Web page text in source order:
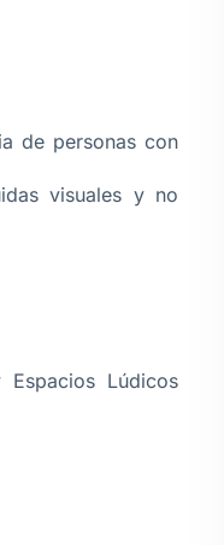
de personas con
visuales y no
Lúdicos